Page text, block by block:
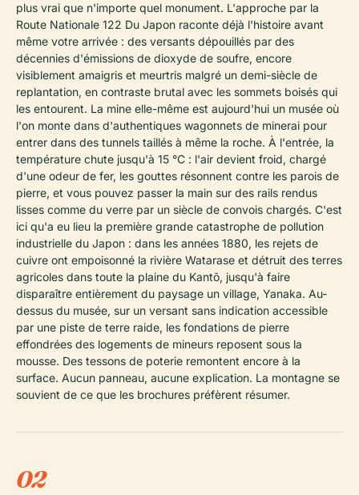
plus vrai que n'importe quel monument. L'approche par la
Route Nationale 122 Du Japon raconte déjà l'histoire avant
même votre arrivée : des versants dépouillés par des
décennies d'émissions de dioxyde de soufre, encore
visiblement amaigris et meurtris malgré un demi-siècle de
replantation, en contraste brutal avec les sommets boisés qui
les entourent. La mine elle-même est aujourd'hui un musée où
l'on monte dans d'authentiques wagonnets de minerai pour
entrer dans des tunnels taillés à même la roche. À l'entrée, la
température chute jusqu'à 15 °C : l'air devient froid, chargé
d'une odeur de fer, les gouttes résonnent contre les parois de
pierre, et vous pouvez passer la main sur des rails rendus
lisses comme du verre par un siècle de convois chargés. C'est
ici qu'a eu lieu la première grande catastrophe de pollution
industrielle du Japon : dans les années 1880, les rejets de
cuivre ont empoisonné la rivière Watarase et détruit des terres
agricoles dans toute la plaine du Kantō, jusqu'à faire
disparaître entièrement du paysage un village, Yanaka. Au-
dessus du musée, sur un versant sans indication accessible
par une piste de terre raide, les fondations de pierre
effondrées des logements de mineurs reposent sous la
mousse. Des tessons de poterie remontent encore à la
surface. Aucun panneau, aucune explication. La montagne se
souvient de ce que les brochures préfèrent résumer.
02